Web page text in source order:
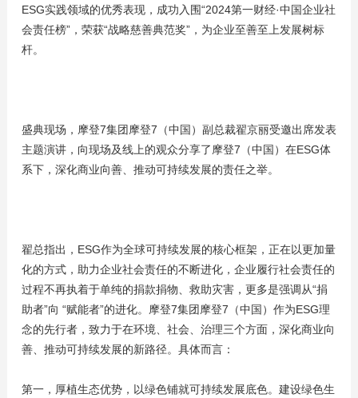
ESG实践领域的优秀表现，成功入围“2024第一财经·中国企业社
会责任榜”，荣获“战略慈善典范奖”，为企业至善至上发展树标
杆。
盛典现场，摩登7集团摩登7（中国）副总裁翟京丽受邀出席发表
主题演讲，向现场及线上的观众分享了摩登7（中国）在ESG体
系下，深化商业向善、推动可持续发展的责任之举。
翟总指出，ESG作为全球可持续发展的核心框架，正在以更加量
化的方式，助力企业社会责任的不断进化，企业履行社会责任的
过程不再执着于单纯的捐款捐物、救助灾害，更多是强调从“捐
助者”向 “赋能者”的进化。摩登7集团摩登7（中国）作为ESG理
念的先行者，致力于在环境、社会、治理三个方面，深化商业向
善、推动可持续发展的新路径。具体而言：
第一，厚植生态优势，以绿色铺就可持续发展底色。建设绿色生